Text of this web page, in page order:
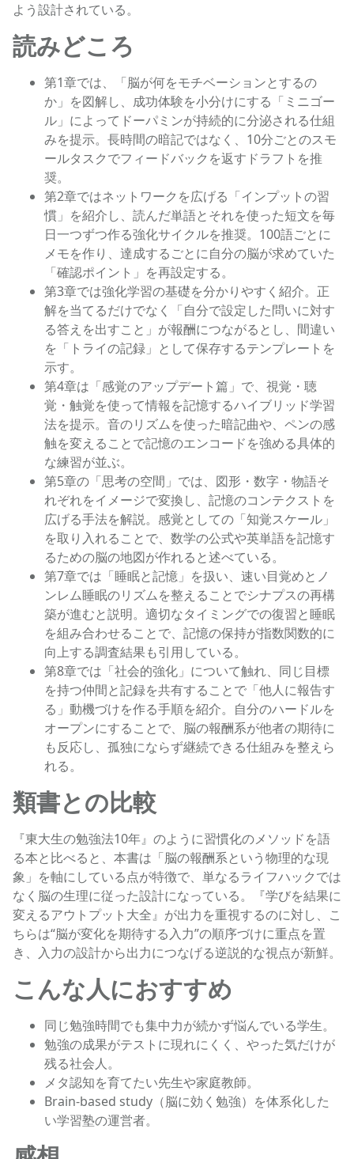
よう設計されている。
読みどころ
第1章では、「脳が何をモチベーションとするの
か」を図解し、成功体験を小分けにする「ミニゴー
ル」によってドーパミンが持続的に分泌される仕組
みを提示。長時間の暗記ではなく、10分ごとのスモ
ールタスクでフィードバックを返すドラフトを推
奨。
第2章ではネットワークを広げる「インプットの習
慣」を紹介し、読んだ単語とそれを使った短文を毎
日一つずつ作る強化サイクルを推奨。100語ごとに
メモを作り、達成するごとに自分の脳が求めていた
「確認ポイント」を再設定する。
第3章では強化学習の基礎を分かりやすく紹介。正
解を当てるだけでなく「自分で設定した問いに対す
る答えを出すこと」が報酬につながるとし、間違い
を「トライの記録」として保存するテンプレートを
示す。
第4章は「感覚のアップデート篇」で、視覚・聴
覚・触覚を使って情報を記憶するハイブリッド学習
法を提示。音のリズムを使った暗記曲や、ペンの感
触を変えることで記憶のエンコードを強める具体的
な練習が並ぶ。
第5章の「思考の空間」では、図形・数字・物語そ
れぞれをイメージで変換し、記憶のコンテクストを
広げる手法を解説。感覚としての「知覚スケール」
を取り入れることで、数学の公式や英単語を記憶す
るための脳の地図が作れると述べている。
第7章では「睡眠と記憶」を扱い、速い目覚めとノ
ンレム睡眠のリズムを整えることでシナプスの再構
築が進むと説明。適切なタイミングでの復習と睡眠
を組み合わせることで、記憶の保持が指数関数的に
向上する調査結果も引用している。
第8章では「社会的強化」について触れ、同じ目標
を持つ仲間と記録を共有することで「他人に報告す
る」動機づけを作る手順を紹介。自分のハードルを
オープンにすることで、脳の報酬系が他者の期待に
も反応し、孤独にならず継続できる仕組みを整えら
れる。
類書との比較
『東大生の勉強法10年』のように習慣化のメソッドを語
る本と比べると、本書は「脳の報酬系という物理的な現
象」を軸にしている点が特徴で、単なるライフハックでは
なく脳の生理に従った設計になっている。『学びを結果に
変えるアウトプット大全』が出力を重視するのに対し、こ
ちらは“脳が変化を期待する入力”の順序づけに重点を置
き、入力の設計から出力につなげる逆説的な視点が新鮮。
こんな人におすすめ
同じ勉強時間でも集中力が続かず悩んでいる学生。
勉強の成果がテストに現れにくく、やった気だけが
残る社会人。
メタ認知を育てたい先生や家庭教師。
Brain-based study（脳に効く勉強）を体系化した
い学習塾の運営者。